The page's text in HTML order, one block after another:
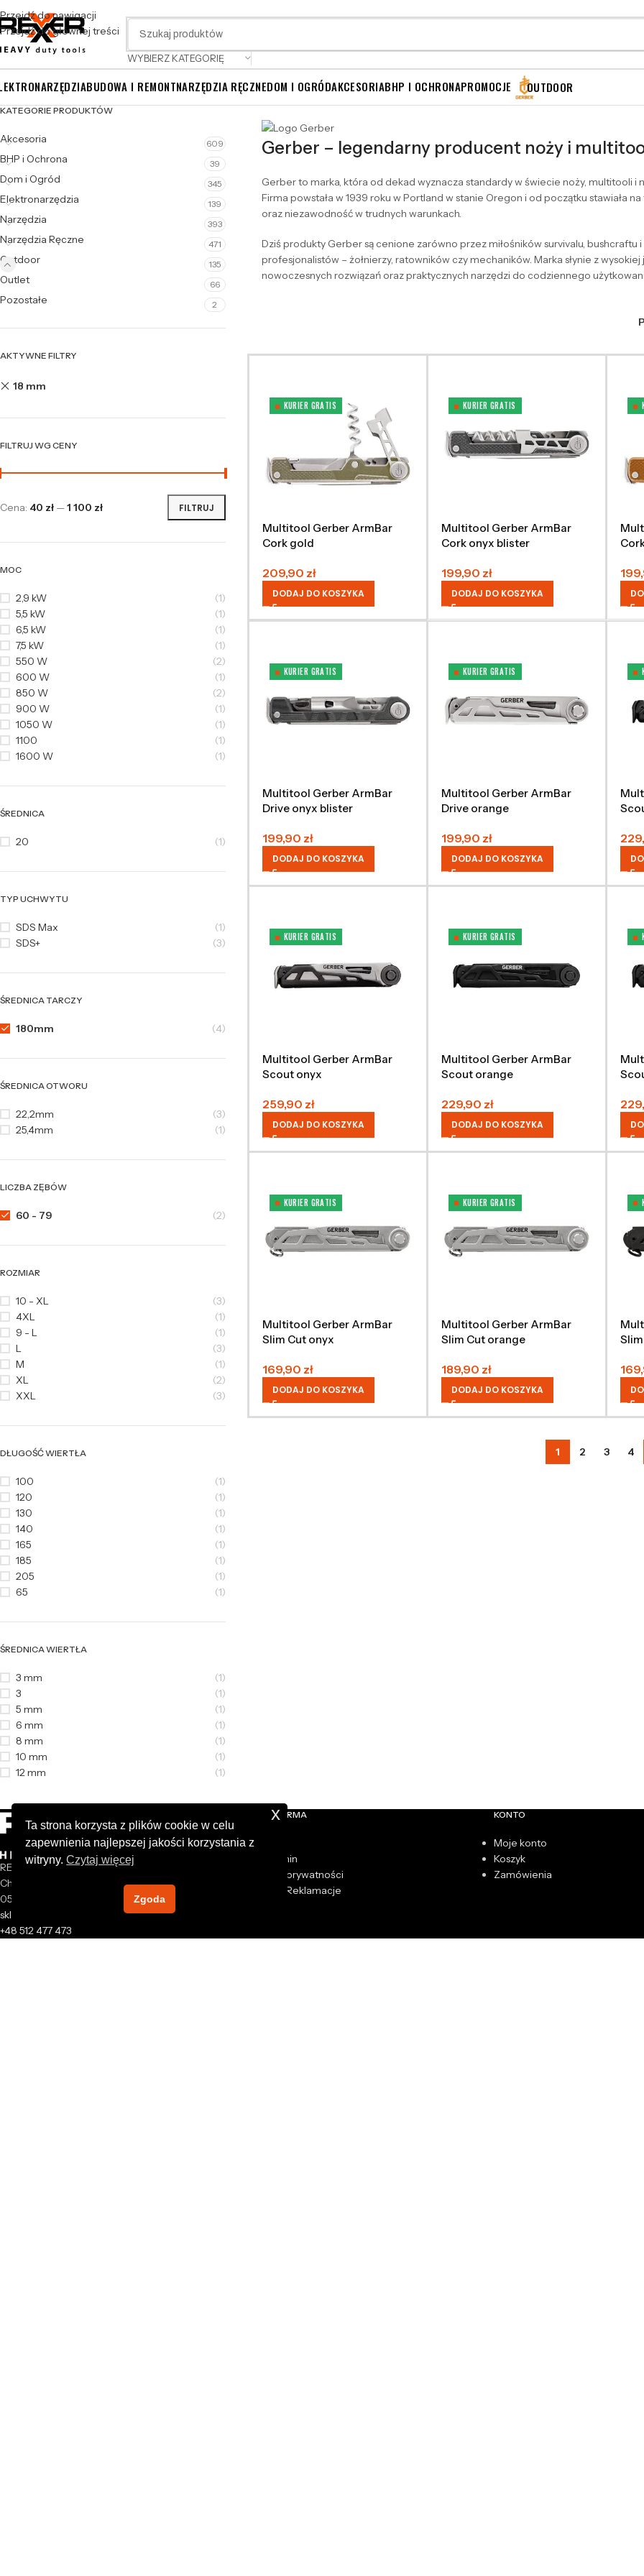
Przejdź do nawigacji
Przejdź do głównej treści
WYBIERZ KATEGORIĘ
BUDOWA I REMONTNARZĘDZIA RĘCZNEDOM I OGRÓDAKCESORIABHP I OCHRONAPROMOCJE OUTDOOR
KATEGORIE PRODUKTÓW
Akcesoria 609
BHP i Ochrona 39
Dom i Ogród 345
Elektronarzędzia 139
Narzędzia 393
Narzędzia Ręczne 471
Outdoor 135
Outlet 66
Pozostałe 2
AKTYWNE FILTRY
18 mm
FILTRUJ WG CENY
FILTRUJ
Cena: 40 zł —1 100 zł
MOC
2,9 kW
(1)
5,5 kW
(1)
6,5 kW
(1)
7,5 kW
(1)
550 W
(2)
600 W
(1)
850 W
(2)
900 W
(1)
1050 W
(1)
1100
(1)
1600 W
(1)
ŚREDNICA
20 (1)
TYP UCHWYTU
SDS Max
(1)
SDS+
(3)
ŚREDNICA TARCZY
180mm (4)
ŚREDNICA OTWORU
22,2mm
(3)
25,4mm
(1)
LICZBA ZĘBÓW
60 - 79 (2)
ROZMIAR
10 - XL
(3)
4XL
(1)
9 - L
(1)
L
(3)
M
(1)
XL
(2)
XXL
(3)
DŁUGOŚĆ WIERTŁA
100
(1)
120
(1)
130
(1)
140
(1)
165
(1)
185
(1)
205
(1)
65
(1)
ŚREDNICA WIERTŁA
3 mm
(1)
3
(1)
5 mm
(1)
6 mm
(1)
8 mm
(1)
10 mm
(1)
12 mm
(1)
Gerber – legendarny producent noży i
Gerber to marka, która od dekad wyznacza standardy w świecie noży, multitooli i
Firma powstała w 1939 roku w Portland w stanie Oregon i od początku stawiała
oraz niezawodność w trudnych warunkach.
Dziś produkty Gerber są cenione zarówno przez miłośników survivalu, bushcraftu i
profesjonalistów – żołnierzy, ratowników czy mechaników. Marka słynie z wysokiej
nowoczesnych rozwiązań oraz praktycznych narzędzi do codziennego
KURIER GRATIS
Multitool Gerber ArmBar
Cork gold
209,90 zł
DODAJ DO KOSZYKA
KURIER GRATIS
Multitool Gerber ArmBar
Cork onyx blister
199,90 zł
DODAJ DO KOSZYKA
KURIER GRATIS
Multitool Gerber ArmBar
Drive onyx blister
199,90 zł
DODAJ DO KOSZYKA
KURIER GRATIS
Multitool Gerber ArmBar
Drive orange
199,90 zł
DODAJ DO KOSZYKA
KURIER GRATIS
Multitool Gerber ArmBar
Scout onyx
259,90 zł
DODAJ DO KOSZYKA
KURIER GRATIS
Multitool Gerber ArmBar
Scout orange
229,90 zł
DODAJ DO KOSZYKA
KURIER GRATIS
Multitool Gerber ArmBar
Slim Cut onyx
169,90 zł
DODAJ DO KOSZYKA
KURIER GRATIS
Multitool Gerber ArmBar
Slim Cut orange
189,90 zł
DODAJ DO KOSZYKA
1 2 3 4
REXXER sp. z o.o.
Chrzanów Mały 44A
05-825 Grodzisk Mazowiecki
sklep@rexxer.pl
+48 512 477 473
NASZA FIRMA
O nas
Regulamin
Polityka prywatności
Zwroty i Reklamacje
KONTO
Moje konto
Koszyk
Zamówienia
Ta strona korzysta z plików cookie w celu
zapewnienia najlepszej jakości korzystania z
witryny.Czytaj więcej
Zgoda
x